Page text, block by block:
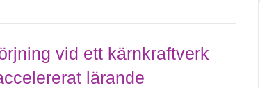
vid ett kärnkraftverk
lärande